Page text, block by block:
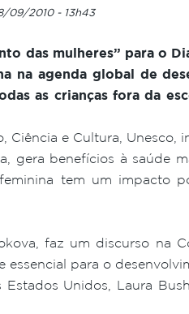
09/2010 - 13h43
das mulheres” para o
na agenda global de
as crianças fora da
Ciência e Cultura, Unesco,
gera benefícios à saúde
tem um impacto
faz um discurso na
para o
Unidos, Laura